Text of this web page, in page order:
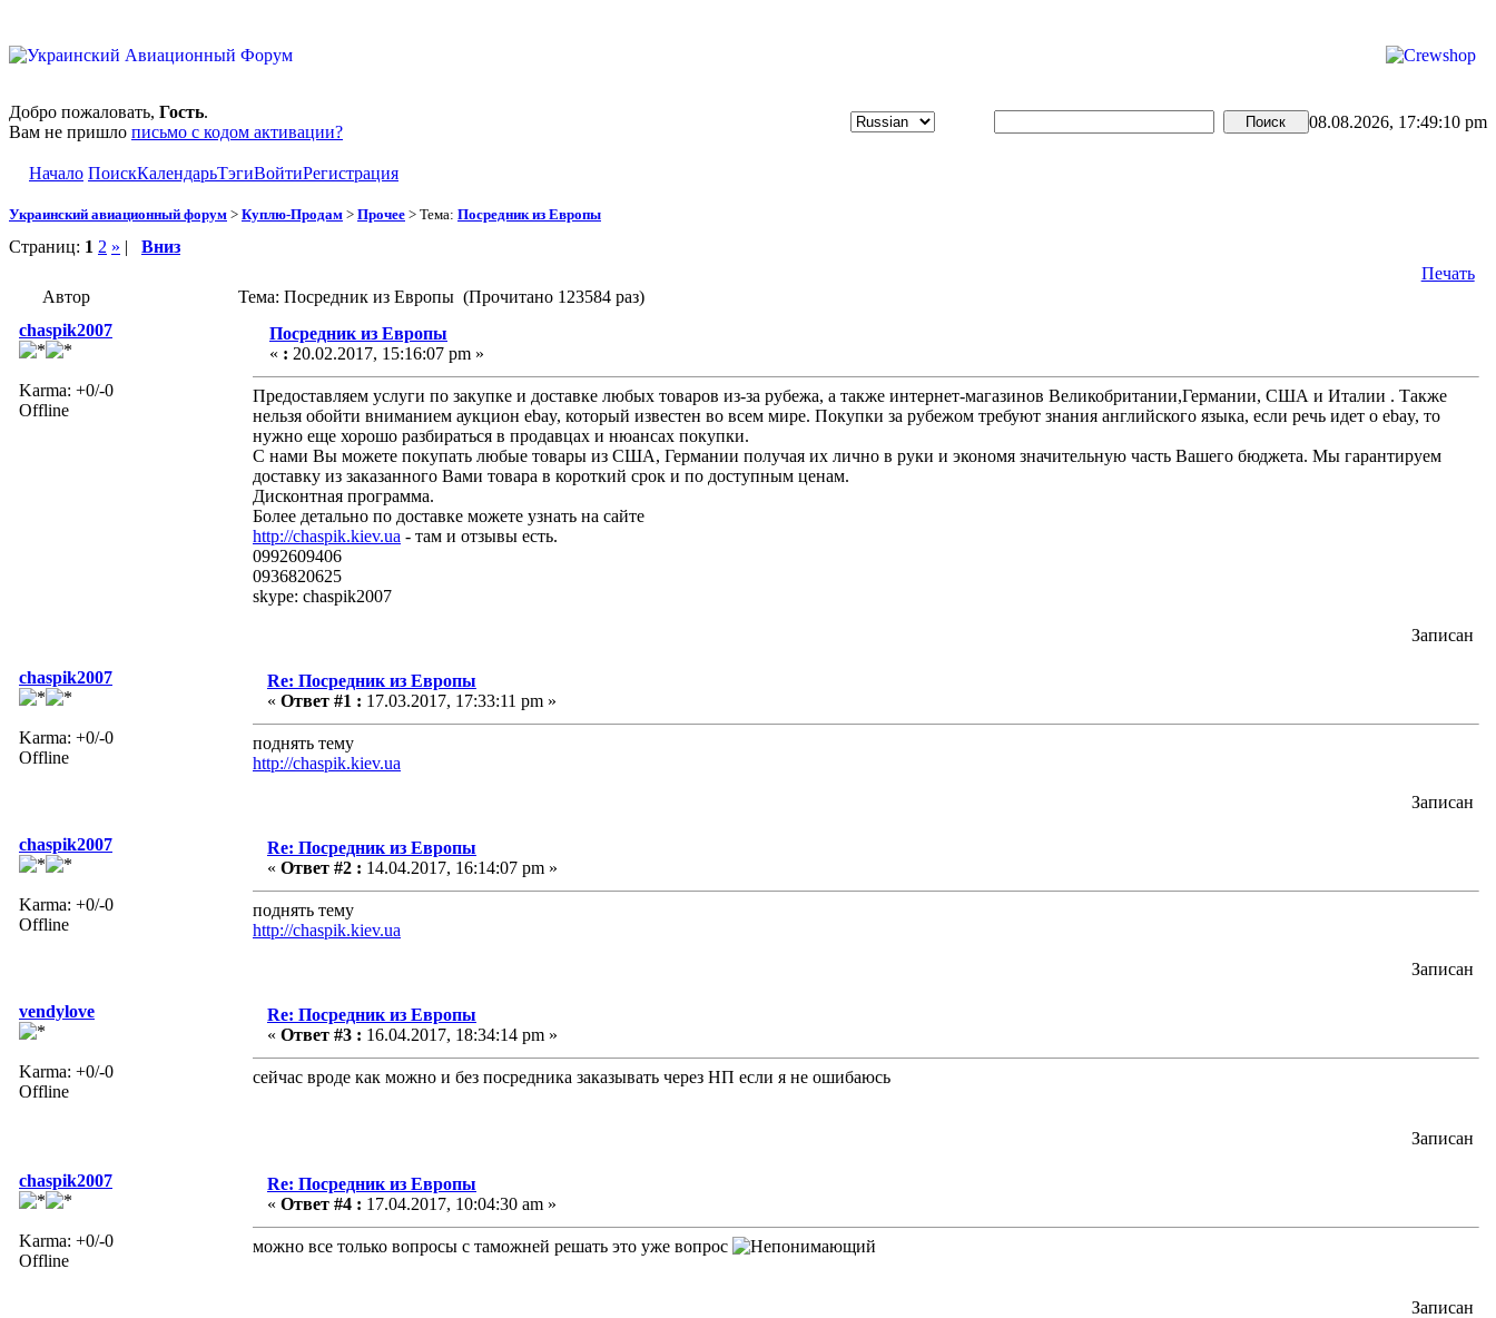
Добро пожаловать, Гость.
Вам не пришло письмо с кодом активации?
08.08.2026, 17:49:10 pm
Начало ПоискКалендарьТэгиВойтиРегистрация
Украинский авиационный форум > Куплю-Продам > Прочее > Тема: Посредник из Европы
Страниц: 1 2 » | Вниз
Печать
Автор
Тема: Посредник из Европы (Прочитано 123584 раз)
chaspik2007
Karma: +0/-0
Offline
Посредник из Европы
« : 20.02.2017, 15:16:07 pm »
Предоставляем услуги по закупке и доставке любых товаров из-за рубежа, а также интернет-магазинов Великобритании,Германии, США и Италии . Также
нельзя обойти вниманием аукцион ebаy, который известен во всем мире. Покупки за рубежом требуют знания английского языка, если речь идет о ebay, то
нужно еще хорошо разбираться в продавцах и нюансах покупки.
С нами Вы можете покупать любые товары из США, Германии получая их лично в руки и экономя значительную часть Вашего бюджета. Мы гарантируем
доставку из заказанного Вами товара в короткий срок и по доступным ценам.
Дисконтная программа.
Более детально по доставке можете узнать на сайте
http://chaspik.kiev.ua - там и отзывы есть.
0992609406
0936820625
skype: chaspik2007
Записан
chaspik2007
Karma: +0/-0
Offline
Re: Посредник из Европы
« Ответ #1 : 17.03.2017, 17:33:11 pm »
поднять тему
http://chaspik.kiev.ua
Записан
chaspik2007
Karma: +0/-0
Offline
Re: Посредник из Европы
« Ответ #2 : 14.04.2017, 16:14:07 pm »
поднять тему
http://chaspik.kiev.ua
Записан
vendylove
Karma: +0/-0
Offline
Re: Посредник из Европы
« Ответ #3 : 16.04.2017, 18:34:14 pm »
сейчас вроде как можно и без посредника заказывать через НП если я не ошибаюсь
Записан
chaspik2007
Karma: +0/-0
Offline
Re: Посредник из Европы
« Ответ #4 : 17.04.2017, 10:04:30 am »
можно все только вопросы с таможней решать это уже вопрос
Записан